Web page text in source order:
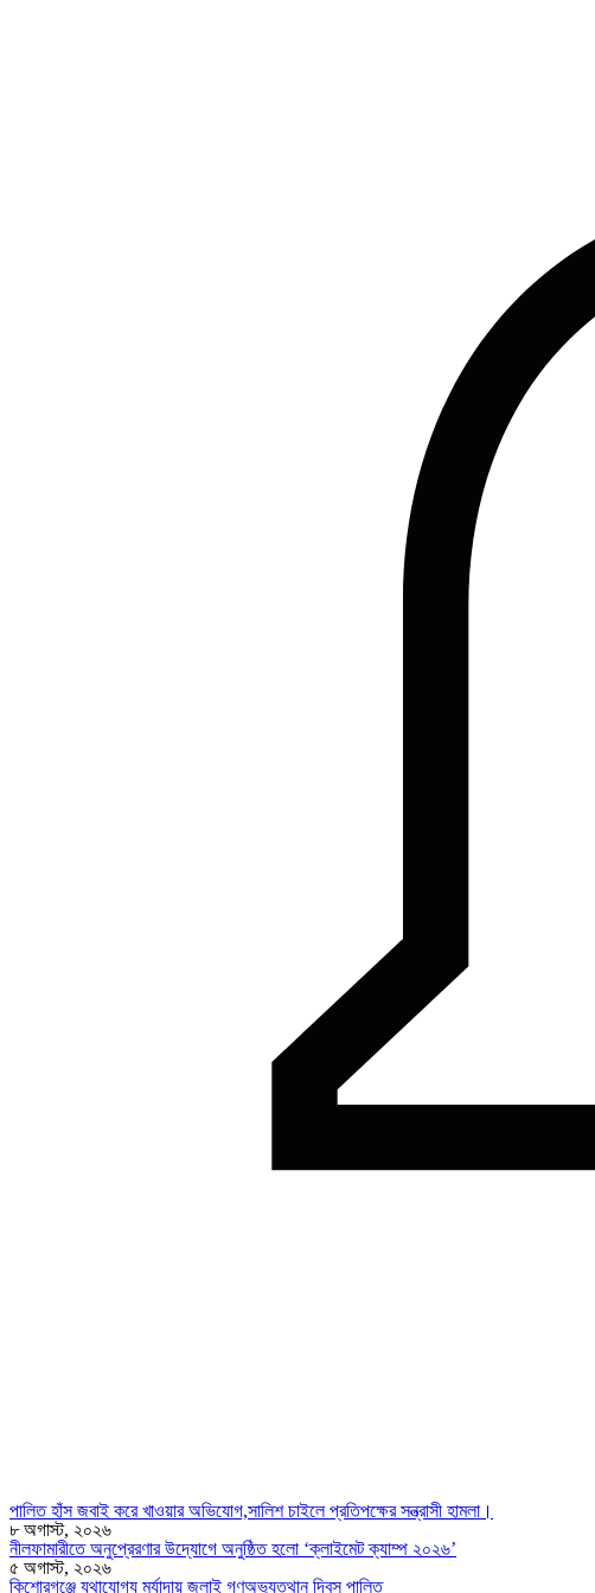
পালিত হাঁস জবাই করে খাওয়ার অভিযোগ,সালিশ চাইলে প্রতিপক্ষের সন্ত্রাসী হামলা।
৮ অগাস্ট, ২০২৬
নীলফামারীতে অনুপ্রেরণার উদ্যোগে অনুষ্ঠিত হলো ‘ক্লাইমেট ক্যাম্প ২০২৬’
৫ অগাস্ট, ২০২৬
কিশোরগঞ্জে যথাযোগ্য মর্যাদায় জুলাই গণঅভ্যুত্থান দিবস পালিত